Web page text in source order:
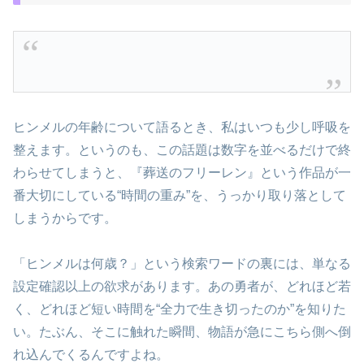
ヒンメルの年齢について語るとき、私はいつも少し呼吸を
整えます。というのも、この話題は数字を並べるだけで終
わらせてしまうと、『葬送のフリーレン』という作品が一
番大切にしている“時間の重み”を、うっかり取り落として
しまうからです。
「ヒンメルは何歳？」という検索ワードの裏には、単なる
設定確認以上の欲求があります。あの勇者が、どれほど若
く、どれほど短い時間を“全力で生き切ったのか”を知りた
い。たぶん、そこに触れた瞬間、物語が急にこちら側へ倒
れ込んでくるんですよね。